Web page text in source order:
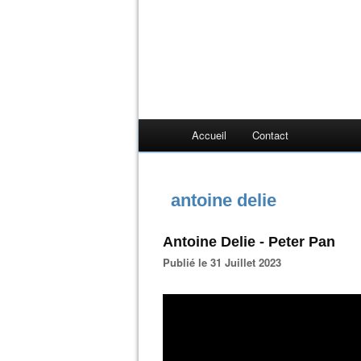
Accueil Contact
antoine delie
Antoine Delie - Peter Pan
Publié le 31 Juillet 2023